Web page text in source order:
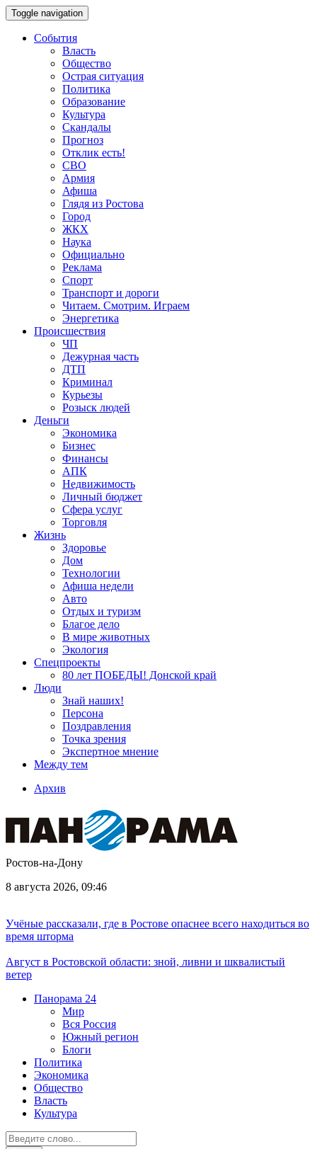
Toggle navigation
События
Власть
Общество
Острая ситуация
Политика
Образование
Культура
Скандалы
Прогноз
Отклик есть!
СВО
Армия
Афиша
Глядя из Ростова
Город
ЖКХ
Наука
Официально
Реклама
Спорт
Транспорт и дороги
Читаем. Смотрим. Играем
Энергетика
Происшествия
ЧП
Дежурная часть
ДТП
Криминал
Курьезы
Розыск людей
Деньги
Экономика
Бизнес
Финансы
АПК
Недвижимость
Личный бюджет
Сфера услуг
Торговля
Жизнь
Здоровье
Дом
Технологии
Афиша недели
Авто
Отдых и туризм
Благое дело
В мире животных
Экология
Спецпроекты
80 лет ПОБЕДЫ! Донской край
Люди
Знай наших!
Персона
Поздравления
Точка зрения
Экспертное мнение
Между тем
Архив
Ростов-на-Дону
8 августа 2026, 09:46
Учёные рассказали, где в Ростове опаснее всего находиться во
время шторма
Август в Ростовской области: зной, ливни и шквалистый
ветер
Панорама 24
Мир
Вся Россия
Южный регион
Блоги
Политика
Экономика
Общество
Власть
Культура